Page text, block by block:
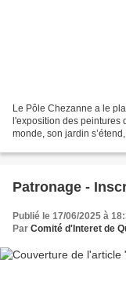
Le Pôle Chezanne a le
l'exposition des peintures
monde, son jardin
Patronage -
Publié le 17/06/2025 à
Par Comité d'Interet de